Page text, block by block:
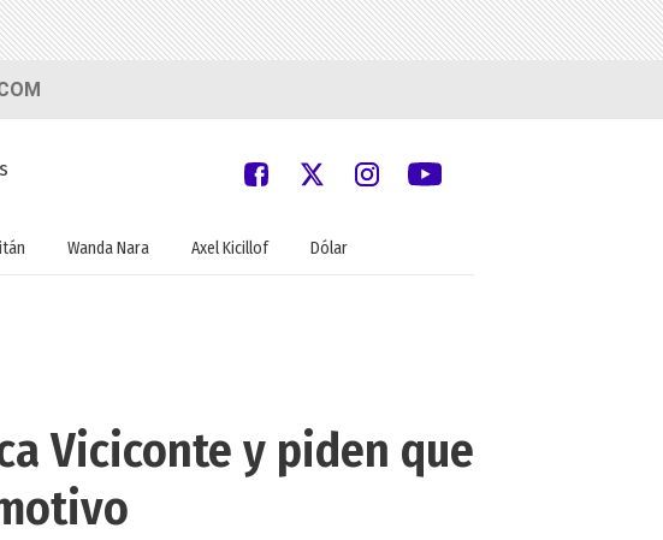
Wanda Nara Axel Kicillof Dólar
Viciconte y piden que